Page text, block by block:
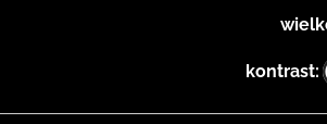
kontrast: